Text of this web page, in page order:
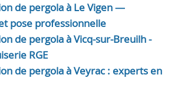
de pergola à Le Vigen —
pose professionnelle
de pergola à Vicq-sur-Breuilh -
RGE
de pergola à Veyrac : experts en